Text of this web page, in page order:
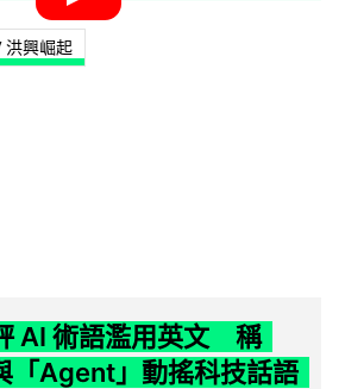
洪興崛起
AI 術語濫用英文 稱
「Agent」動搖科技話語